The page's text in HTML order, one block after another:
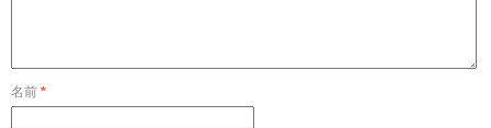
名前 *